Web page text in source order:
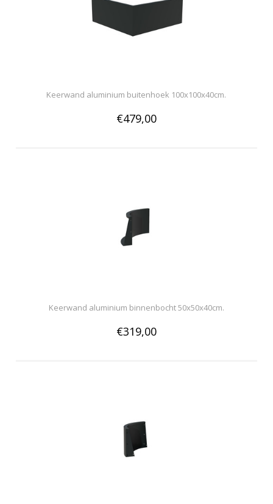
Keerwand aluminium buitenhoek 100x100x40cm.
€479,00
Keerwand aluminium binnenbocht 50x50x40cm.
€319,00